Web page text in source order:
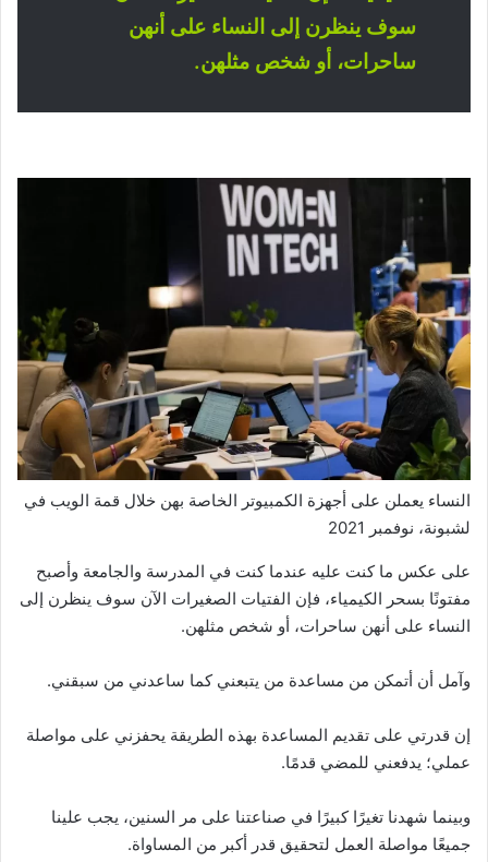
سوف ينظرن إلى النساء على أنهن
ساحرات، أو شخص مثلهن.
النساء يعملن على أجهزة الكمبيوتر الخاصة بهن خلال قمة الويب في
لشبونة، نوفمبر 2021
على عكس ما كنت عليه عندما كنت في المدرسة والجامعة وأصبح
مفتونًا بسحر الكيمياء، فإن الفتيات الصغيرات الآن سوف ينظرن إلى
النساء على أنهن ساحرات، أو شخص مثلهن.
وآمل أن أتمكن من مساعدة من يتبعني كما ساعدني من سبقني.
إن قدرتي على تقديم المساعدة بهذه الطريقة يحفزني على مواصلة
عملي؛ يدفعني للمضي قدمًا.
وبينما شهدنا تغيرًا كبيرًا في صناعتنا على مر السنين، يجب علينا
جميعًا مواصلة العمل لتحقيق قدر أكبر من المساواة.